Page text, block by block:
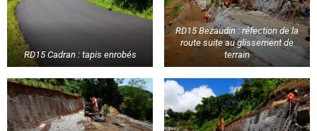
RD15 Cadran : tapis enrobés
RD15 Bezaudin : réfection de la
route suite au glissement de
terrain